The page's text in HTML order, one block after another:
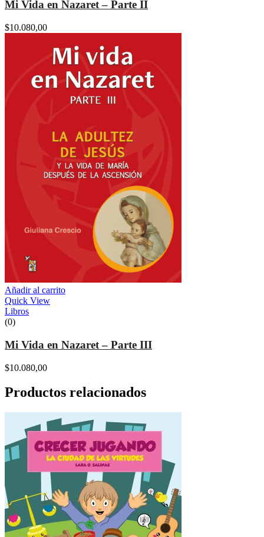
Mi Vida en Nazaret – Parte II
$10.080,00
Añadir al carrito
Quick View
Libros
(0)
Mi Vida en Nazaret – Parte III
$10.080,00
Productos relacionados